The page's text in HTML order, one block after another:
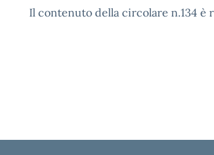
Il contenuto della circolare n.134 è